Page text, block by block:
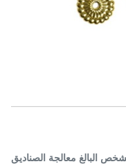
البالغ معالجة الصناديق